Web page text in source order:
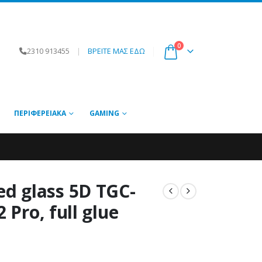
2310 913455 | ΒΡΕΙΤΕ ΜΑΣ ΕΔΩ
0
ΠΕΡΙΦΕΡΕΙΑΚΆ GAMING
glass 5D TGC-
Pro, full glue